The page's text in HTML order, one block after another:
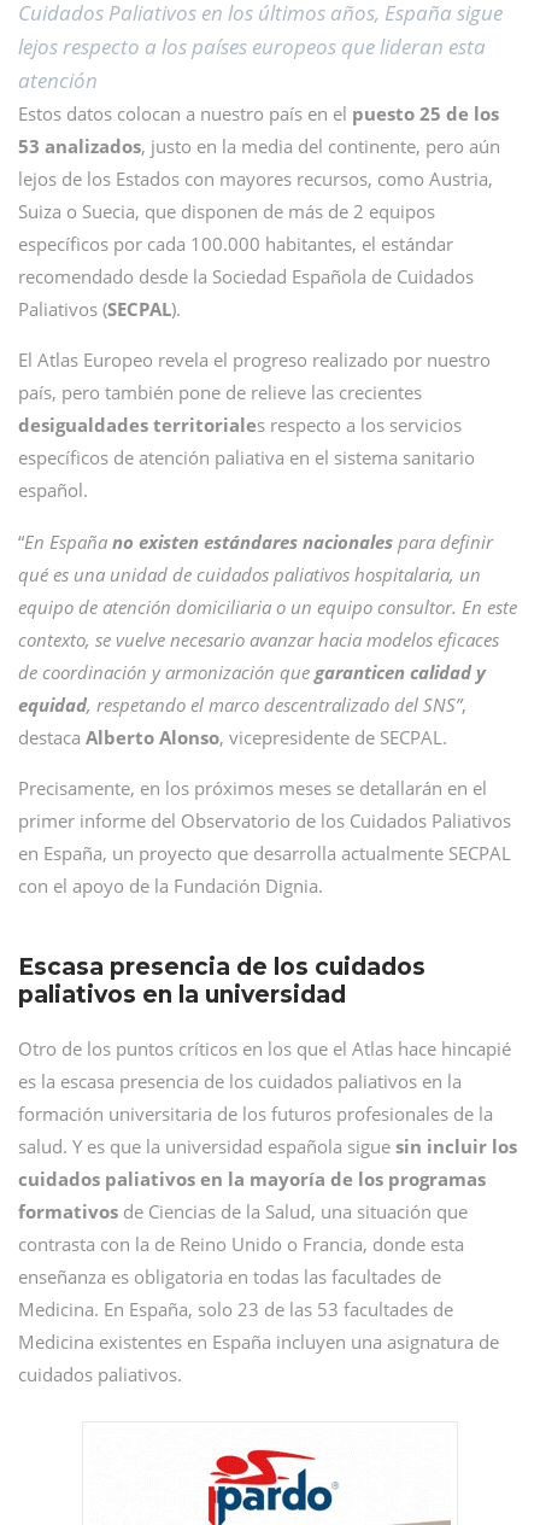
Cuidados Paliativos en los últimos años, España sigue
lejos respecto a los países europeos que lideran esta
atención
Estos datos colocan a nuestro país en el puesto 25 de los
53 analizados, justo en la media del continente, pero aún
lejos de los Estados con mayores recursos, como Austria,
Suiza o Suecia, que disponen de más de 2 equipos
específicos por cada 100.000 habitantes, el estándar
recomendado desde la Sociedad Española de Cuidados
Paliativos (SECPAL).
El Atlas Europeo revela el progreso realizado por nuestro
país, pero también pone de relieve las crecientes
desigualdades territoriales respecto a los servicios
específicos de atención paliativa en el sistema sanitario
español.
“En España no existen estándares nacionales para definir
qué es una unidad de cuidados paliativos hospitalaria, un
equipo de atención domiciliaria o un equipo consultor. En este
contexto, se vuelve necesario avanzar hacia modelos eficaces
de coordinación y armonización que garanticen calidad y
equidad, respetando el marco descentralizado del SNS”,
destaca Alberto Alonso, vicepresidente de SECPAL.
Precisamente, en los próximos meses se detallarán en el
primer informe del Observatorio de los Cuidados Paliativos
en España, un proyecto que desarrolla actualmente SECPAL
con el apoyo de la Fundación Dignia.
Escasa presencia de los cuidados
paliativos en la universidad
Otro de los puntos críticos en los que el Atlas hace hincapié
es la escasa presencia de los cuidados paliativos en la
formación universitaria de los futuros profesionales de la
salud. Y es que la universidad española sigue sin incluir los
cuidados paliativos en la mayoría de los programas
formativos de Ciencias de la Salud, una situación que
contrasta con la de Reino Unido o Francia, donde esta
enseñanza es obligatoria en todas las facultades de
Medicina. En España, solo 23 de las 53 facultades de
Medicina existentes en España incluyen una asignatura de
cuidados paliativos.